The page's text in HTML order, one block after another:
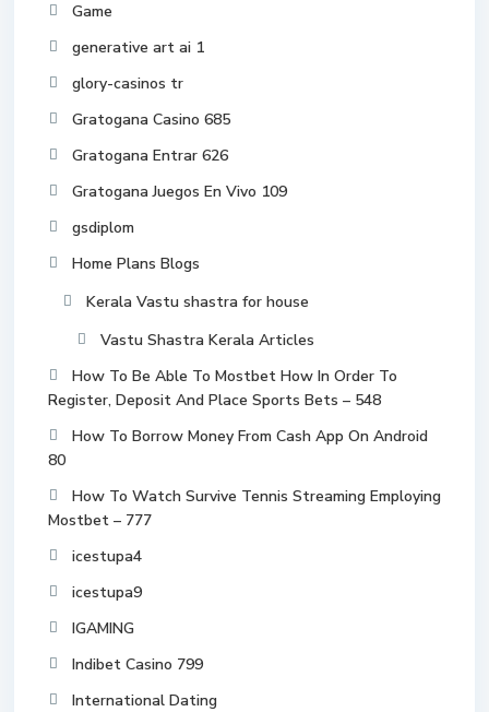
Game
generative art ai 1
glory-casinos tr
Gratogana Casino 685
Gratogana Entrar 626
Gratogana Juegos En Vivo 109
gsdiplom
Home Plans Blogs
Kerala Vastu shastra for house
Vastu Shastra Kerala Articles
How To Be Able To Mostbet How In Order To
Register, Deposit And Place Sports Bets – 548
How To Borrow Money From Cash App On Android
80
How To Watch Survive Tennis Streaming Employing
Mostbet – 777
icestupa4
icestupa9
IGAMING
Indibet Casino 799
International Dating